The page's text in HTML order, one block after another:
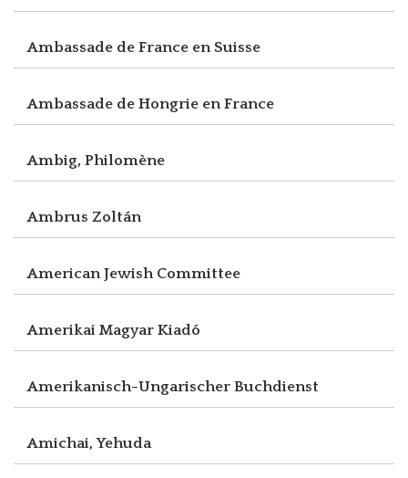
Ambassade de France en Suisse
Ambassade de Hongrie en France
Ambig, Philomène
Ambrus Zoltán
American Jewish Committee
Amerikai Magyar Kiadó
Amerikanisch-Ungarischer Buchdienst
Amichai, Yehuda